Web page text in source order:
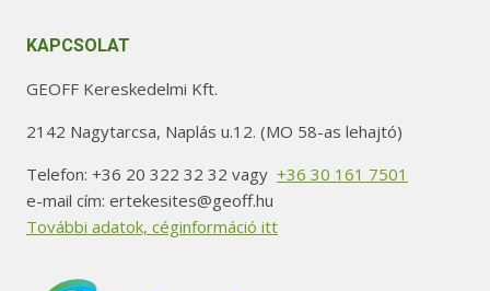
KAPCSOLAT
GEOFF Kereskedelmi Kft.
2142 Nagytarcsa, Naplás u.12. (MO 58-as lehajtó)
Telefon: +36 20 322 32 32 vagy +36 30 161 7501
e-mail cím: ertekesites@geoff.hu
További adatok, céginformáció itt